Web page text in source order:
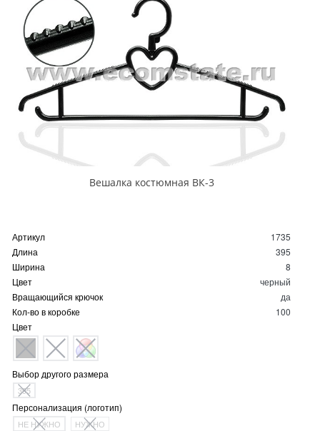
Вешалка костюмная ВК-3
Артикул
1735
Длина
395
Ширина
8
Цвет
черный
Вращающийся крючок
да
Кол-во в коробке
100
Цвет
Выбор другого размера
395
Персонализация (логотип)
НЕ НУЖНО НУЖНО